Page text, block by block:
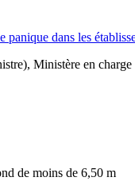
de moins de 6,50 m
dans les
Ministère en